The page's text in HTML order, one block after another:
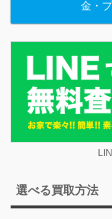
金・
選べる買取方法